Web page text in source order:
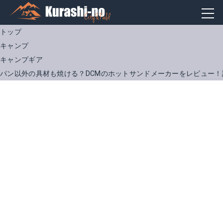
トップ
キャンプ
キャンプギア
パン以外の具材も焼ける？DCMのホットサンドメーカーをレビュー